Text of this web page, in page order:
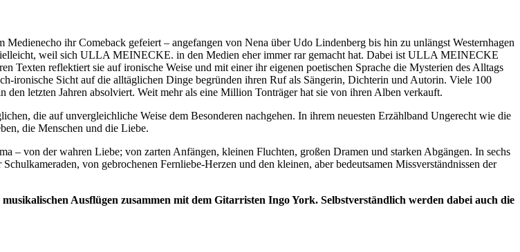
ihr Comeback gefeiert – angefangen von Nena über Udo Lindenberg bis hin zu unlängst Westernhagen
weil sich ULLA MEINECKE. in den Medien eher immer rar gemacht hat. Dabei ist ULLA MEINECKE
Texten reflektiert sie auf ironische Weise und mit einer ihr eigenen poetischen Sprache die Mysterien des Alltags
ironische Sicht auf die alltäglichen Dinge begründen ihren Ruf als Sängerin, Dichterin und Autorin. Viele 100
letzten Jahren absolviert. Weit mehr als eine Million Tonträger hat sie von ihren Alben verkauft.
die auf unvergleichliche Weise dem Besonderen nachgehen. In ihrem neuesten Erzählband Ungerecht wie die
die Menschen und die Liebe.
– von der wahren Liebe; von zarten Anfängen, kleinen Fluchten, großen Dramen und starken Abgängen. In sechs
von gebrochenen Fernliebe-Herzen und den kleinen, aber bedeutsamen Missverständnissen der
Ausflügen zusammen mit dem Gitarristen Ingo York. Selbstverständlich werden dabei auch die